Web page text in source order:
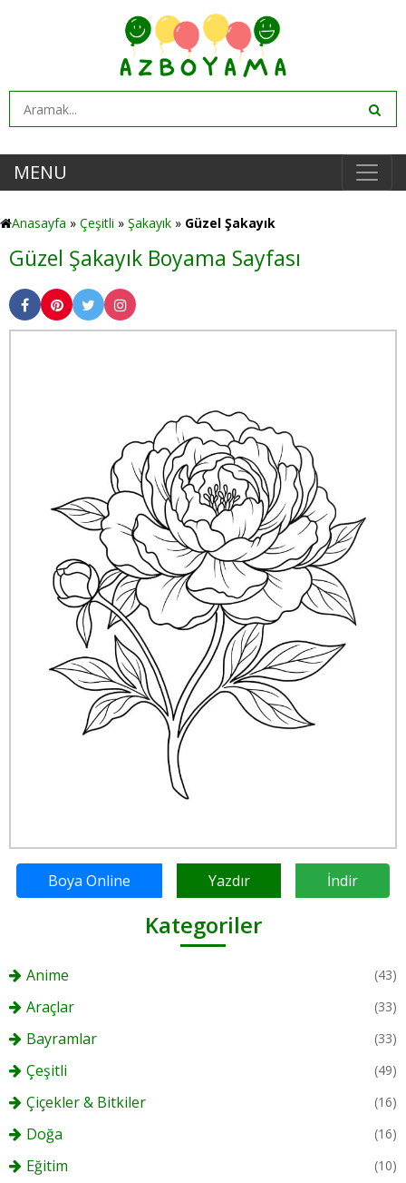
MENU
Anasayfa » Çeşitli » Şakayık » Güzel Şakayık
Güzel Şakayık Boyama Sayfası
Boya Online Yazdır İndir
Kategoriler
Anime (43)
Araçlar (33)
Bayramlar (33)
Çeşitli (49)
Çiçekler & Bitkiler (16)
Doğa (16)
Eğitim (10)